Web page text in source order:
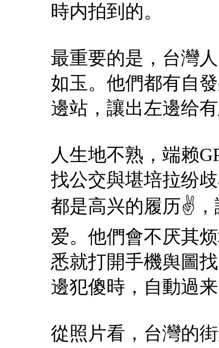
時内拍到的。
最重要的是，台灣
如玉。他們都有自
邊站，讓出左邊给
人生地不熟，端赖
找公交與堪培拉纷
都是高兴的履历✌️
爱。他們會不厌其
悉就打開手機舆圖
邊犯傻時，自動過
從照片看，台灣的